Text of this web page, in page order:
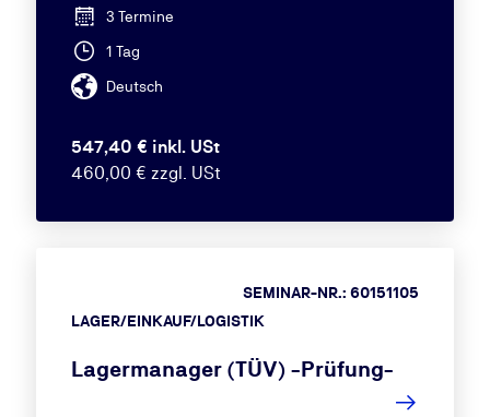
3 Termine
1 Tag
Deutsch
547,40 € inkl. USt
460,00 € zzgl. USt
LAGER/EINKAUF/LOGISTIK
SEMINAR-NR.: 60151105
Lagermanager (TÜV) -Prüfung-